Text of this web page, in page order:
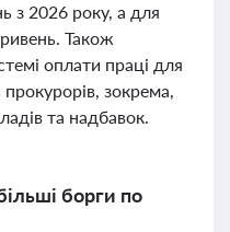
з 2026 року, а для
Також
оплати праці для
зокрема,
та надбавок.
борги по